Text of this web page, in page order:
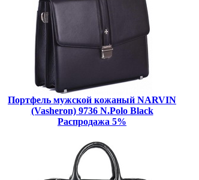
Портфель мужской кожаный NARVIN
(Vasheron) 9736 N.Polo Black
Распродажа 5%